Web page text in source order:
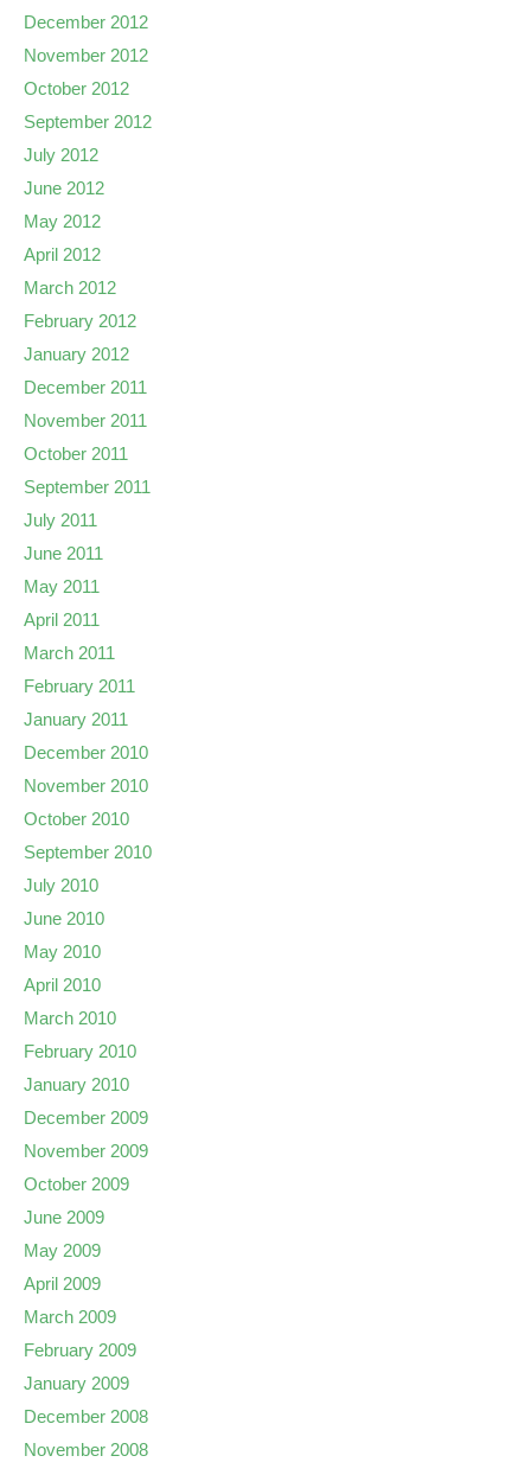
December 2012
November 2012
October 2012
September 2012
July 2012
June 2012
May 2012
April 2012
March 2012
February 2012
January 2012
December 2011
November 2011
October 2011
September 2011
July 2011
June 2011
May 2011
April 2011
March 2011
February 2011
January 2011
December 2010
November 2010
October 2010
September 2010
July 2010
June 2010
May 2010
April 2010
March 2010
February 2010
January 2010
December 2009
November 2009
October 2009
June 2009
May 2009
April 2009
March 2009
February 2009
January 2009
December 2008
November 2008